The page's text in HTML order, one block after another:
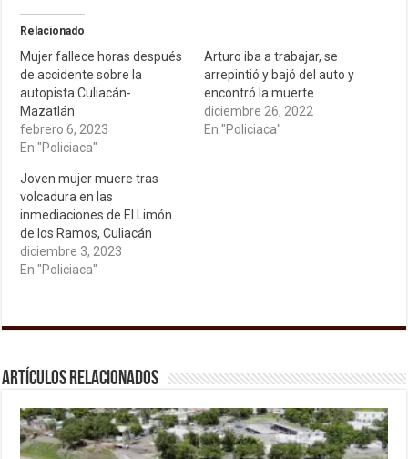
Relacionado
Mujer fallece horas después
de accidente sobre la
autopista Culiacán-
Mazatlán
febrero 6, 2023
En "Policiaca"
Arturo iba a trabajar, se
arrepintió y bajó del auto y
encontró la muerte
diciembre 26, 2022
En "Policiaca"
Joven mujer muere tras
volcadura en las
inmediaciones de El Limón
de los Ramos, Culiacán
diciembre 3, 2023
En "Policiaca"
Artículos relacionados